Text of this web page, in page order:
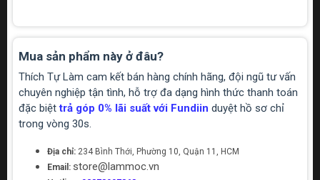
Mua sản phẩm này ở đâu?
Thích Tự Làm cam kết bán hàng chính hãng, đội ngũ tư vấn
chuyên nghiệp tận tình, hỗ trợ đa dạng hình thức thanh toán
đặc biệttrả góp 0% lãi suất với Fundiin duyệt hồ sơ chỉ
trong vòng 30s.
Địa chỉ: 234 Bình Thới, Phường 10, Quận 11, HCM
Email: store@lammoc.vn